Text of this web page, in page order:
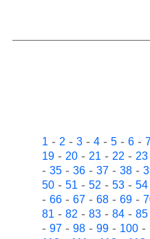
1- 2- 3- 4- 5- 6-
19- 20- 21- 22- 23
- 35- 36- 37- 38-
50- 51- 52- 53- 54
- 66- 67- 68- 69-
81- 82- 83- 84- 85
- 97- 98- 99- 100-